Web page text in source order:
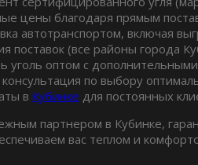
цены благодаря прямым
автотранспортом, включая
поставок (все районы города
уголь оптом с
по выбору
в Кубинке для постоянных
партнером в Кубинке,
вас теплом и